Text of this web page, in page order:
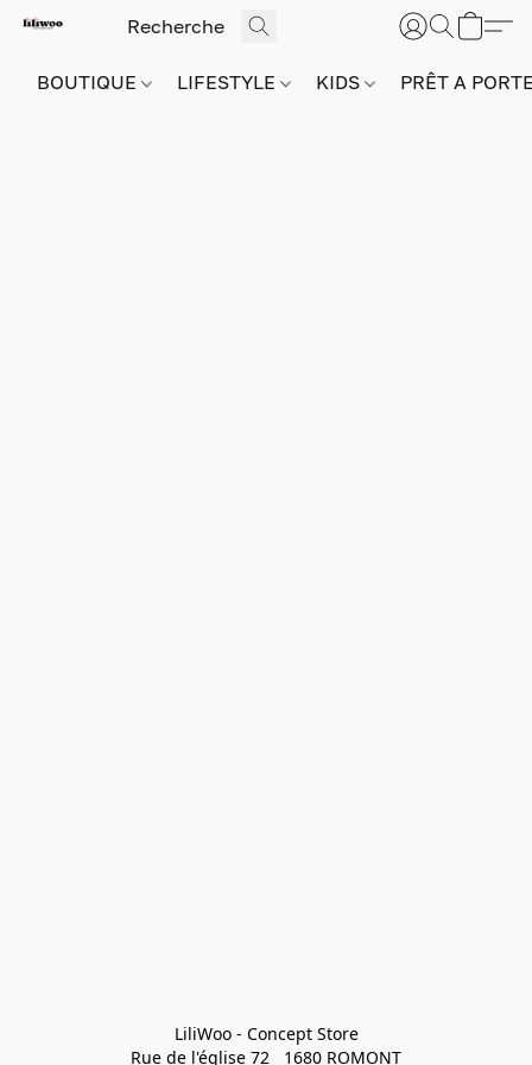
BOUTIQUE LIFESTYLE KIDS PRÊT A
LiliWoo - Concept Store
Rue de l'église 72   1680 ROMONT